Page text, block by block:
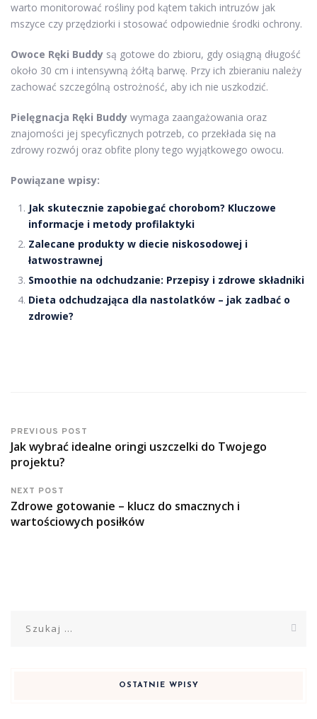
warto monitorować rośliny pod kątem takich intruzów jak
mszyce czy przędziorki i stosować odpowiednie środki ochrony.
Owoce Ręki Buddy są gotowe do zbioru, gdy osiągną długość
około 30 cm i intensywną żółtą barwę. Przy ich zbieraniu należy
zachować szczególną ostrożność, aby ich nie uszkodzić.
Pielęgnacja Ręki Buddy wymaga zaangażowania oraz
znajomości jej specyficznych potrzeb, co przekłada się na
zdrowy rozwój oraz obfite plony tego wyjątkowego owocu.
Powiązane wpisy:
Jak skutecznie zapobiegać chorobom? Kluczowe
informacje i metody profilaktyki
Zalecane produkty w diecie niskosodowej i
łatwostrawnej
Smoothie na odchudzanie: Przepisy i zdrowe składniki
Dieta odchudzająca dla nastolatków – jak zadbać o
zdrowie?
PREVIOUS POST
Jak wybrać idealne oringi uszczelki do Twojego
projektu?
NEXT POST
Zdrowe gotowanie – klucz do smacznych i
wartościowych posiłków
OSTATNIE WPISY